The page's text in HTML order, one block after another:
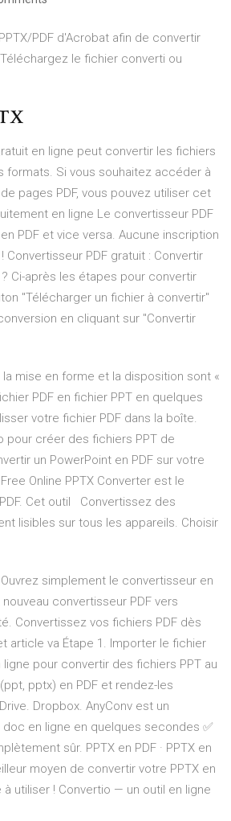
PDF d'Acrobat afin de convertir
le fichier converti ou
en ligne peut convertir les fichiers
formats. Si vous souhaitez accéder à
pages PDF, vous pouvez utiliser cet
en ligne Le convertisseur PDF
PDF et vice versa. Aucune inscription
PDF gratuit : Convertir
Ci-après les étapes pour convertir
"Télécharger un fichier à convertir"
en cliquant sur "Convertir
mise en forme et la disposition sont «
PDF en fichier PPT en quelques
votre fichier PDF dans la boîte.
pour créer des fichiers PPT de
un PowerPoint en PDF sur votre
Online PPTX Converter est le
Cet outil Convertissez des
lisibles sur tous les appareils. Choisir
simplement le convertisseur en
convertisseur PDF vers
Convertissez vos fichiers PDF dès
article va Étape 1. Importer le fichier
ligne pour convertir des fichiers PPT au
pptx) en PDF et rendez-les
Dropbox. AnyConv est un
en ligne en quelques secondes ✅
sûr. PPTX en PDF · PPTX en
moyen de convertir votre PPTX en
utiliser ! Convertio — un outil en ligne